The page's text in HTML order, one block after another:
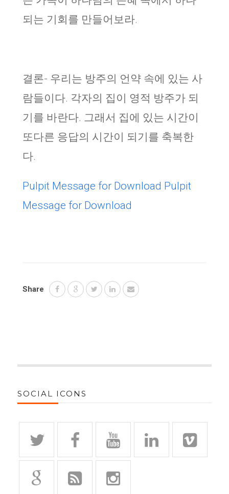
되는 기회를 만들어보라.
결론- 우리는 방주의 언약 속에 있는 사
람들이다. 각자의 집이 영적 방주가 되
기를 바란다. 그래서 집에 있는 시간이
또다른 응답의 시간이 되기를 축복한
다.
Pulpit Message for Download Pulpit
Message for Download
Share
SOCIAL ICONS